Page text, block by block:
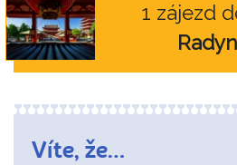
1 zájezd
Víte, že…